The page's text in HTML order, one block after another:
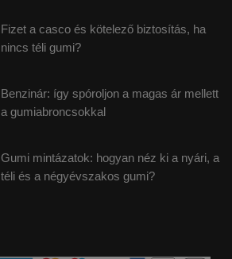
Fizet a casco és kötelező biztosítás, ha
nincs téli gumi?
Benzinár: így spóroljon a magas ár mellett
a gumiabroncsokkal
Gumi mintázatok: hogyan néz ki a nyári, a
téli és a négyévszakos gumi?